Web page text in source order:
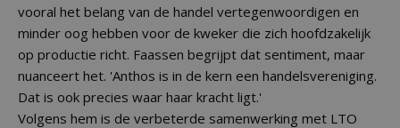
vooral het belang van de handel vertegenwoordigen en
minder oog hebben voor de kweker die zich hoofdzakelijk
op productie richt. Faassen begrijpt dat sentiment, maar
nuanceert het. 'Anthos is in de kern een handelsvereniging.
Dat is ook precies waar haar kracht ligt.'
Volgens hem is de verbeterde samenwerking met LTO